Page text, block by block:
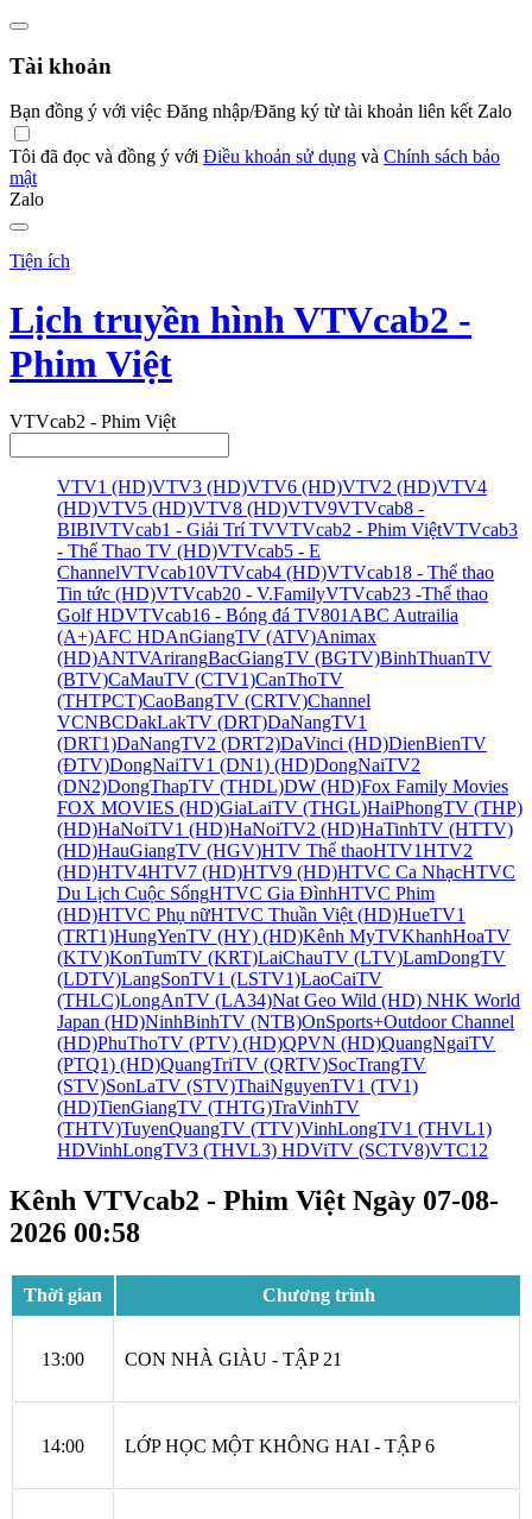
Tài khoản
Bạn đồng ý với việc Đăng nhập/Đăng ký từ tài khoản liên kết Zalo
Tôi đã đọc và đồng ý với Điều khoản sử dụng và Chính sách bảo
mật
Zalo
Tiện ích
Lịch truyền hình VTVcab2 -
Phim Việt
VTVcab2 - Phim Việt
VTV1 (HD)VTV3 (HD)VTV6 (HD)VTV2 (HD)VTV4
(HD)VTV5 (HD)VTV8 (HD)VTV9VTVcab8 -
BIBIVTVcab1 - Giải Trí TVVTVcab2 - Phim ViệtVTVcab3
- Thể Thao TV (HD)VTVcab5 - E
ChannelVTVcab10VTVcab4 (HD)VTVcab18 - Thể thao
Tin tức (HD)VTVcab20 - V.FamilyVTVcab23 -Thể thao
Golf HDVTVcab16 - Bóng đá TV801 ABC Autrailia
(A+)AFC HDAnGiangTV (ATV)Animax
(HD)ANTVArirangBacGiangTV (BGTV)BinhThuanTV
(BTV)CaMauTV (CTV1)CanThoTV
(THTPCT)CaoBangTV (CRTV)Channel
VCNBCDakLakTV (DRT)DaNangTV1
(DRT1)DaNangTV2 (DRT2)DaVinci (HD)DienBienTV
(ĐTV)DongNaiTV1 (DN1) (HD)DongNaiTV2
(DN2)DongThapTV (THDL)DW (HD)Fox Family Movies
FOX MOVIES (HD)GiaLaiTV (THGL)HaiPhongTV (THP)
(HD)HaNoiTV1 (HD)HaNoiTV2 (HD)HaTinhTV (HTTV)
(HD)HauGiangTV (HGV)HTV Thể thaoHTV1HTV2
(HD)HTV4HTV7 (HD)HTV9 (HD)HTVC Ca NhạcHTVC
Du Lịch Cuộc SốngHTVC Gia ĐìnhHTVC Phim
(HD)HTVC Phụ nữHTVC Thuần Việt (HD)HueTV1
(TRT1)HungYenTV (HY) (HD)Kênh MyTVKhanhHoaTV
(KTV)KonTumTV (KRT)LaiChauTV (LTV)LamDongTV
(LDTV)LangSonTV1 (LSTV1)LaoCaiTV
(THLC)LongAnTV (LA34)Nat Geo Wild (HD) NHK World
Japan (HD)NinhBinhTV (NTB)OnSports+Outdoor Channel
(HD)PhuThoTV (PTV) (HD)QPVN (HD)QuangNgaiTV
(PTQ1) (HD)QuangTriTV (QRTV)SocTrangTV
(STV)SonLaTV (STV)ThaiNguyenTV1 (TV1)
(HD)TienGiangTV (THTG)TraVinhTV
(THTV)TuyenQuangTV (TTV)VinhLongTV1 (THVL1)
HDVinhLongTV3 (THVL3) HDViTV (SCTV8)VTC12
Kênh VTVcab2 - Phim Việt Ngày 07-08-
2026 00:58
Thời gian Chương trình
13:00 CON NHÀ GIÀU - TẬP 21
14:00 LỚP HỌC MỘT KHÔNG HAI - TẬP 6